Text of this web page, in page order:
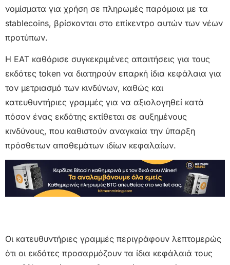
νομίσματα για χρήση σε πληρωμές παρόμοια με τα
stablecoins, βρίσκονται στο επίκεντρο αυτών των νέων
προτύπων.
Η ΕΑΤ καθόρισε συγκεκριμένες απαιτήσεις για τους
εκδότες token να διατηρούν επαρκή ίδια κεφάλαια για
τον μετριασμό των κινδύνων, καθώς και
κατευθυντήριες γραμμές για να αξιολογηθεί κατά
πόσον ένας εκδότης εκτίθεται σε αυξημένους
κινδύνους, που καθιστούν αναγκαία την ύπαρξη
πρόσθετων αποθεμάτων ιδίων κεφαλαίων.
Οι κατευθυντήριες γραμμές περιγράφουν λεπτομερώς
ότι οι εκδότες προσαρμόζουν τα ίδια κεφάλαιά τους